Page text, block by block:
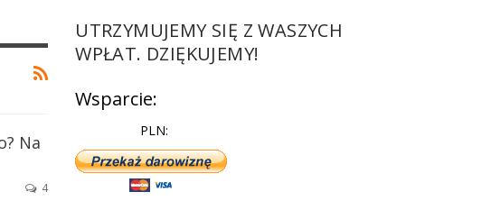
Na
4
UTRZYMUJEMY SIĘ Z WASZYCH
WPŁAT. DZIĘKUJEMY!
Wsparcie:
PLN: